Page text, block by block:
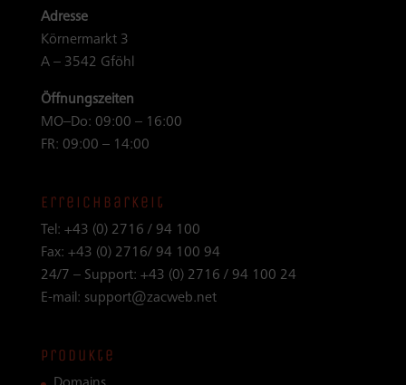
Adresse
Körnermarkt 3
A – 3542 Gföhl
Öffnungszeiten
MO–Do: 09:00 – 16:00
FR: 09:00 – 14:00
Erreichbarkeit
Tel: +43 (0) 2716 / 94 100
Fax: +43 (0) 2716/ 94 100 94
24/7 – Support: +43 (0) 2716 / 94 100 24
E-mail: support@zacweb.net
Produkte